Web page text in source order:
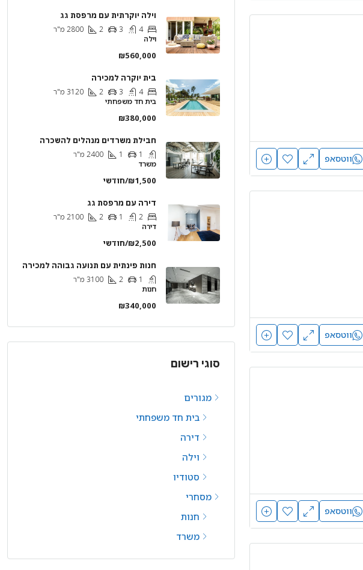
ווטסאפ
ווטסאפ
ווטסאפ
וילה יוקרתית עם מרפסת גג
4
3
2
2800 מ"ר
וילה
₪560,000
בית יוקרה למכירה
4
3
2
3120 מ"ר
בית חד משפחתי
₪380,000
חבילת משרדים מנהלים להשכרה
1
1
2400 מ"ר
משרד
₪1,500/חודשי
דירה עם מרפסת גג
2
1
2
2100 מ"ר
דירה
₪2,500/חודשי
חנות פינתית עם תנועה גבוהה למכירה
1
2
3100 מ"ר
חנות
₪340,000
סוגי רישום
מגורים
בית חד משפחתי
דירה
וילה
סטודיו
מסחרי
חנות
משרד